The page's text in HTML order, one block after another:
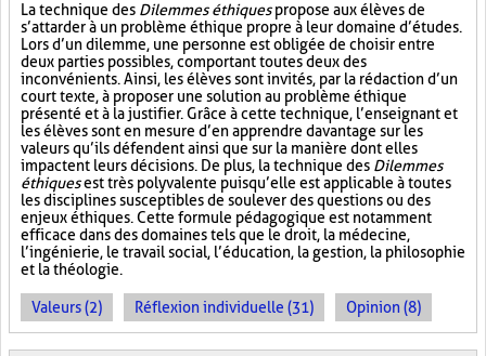
La technique des Dilemmes éthiquespropose aux élèves de
s’attarder à un problème éthique propre à leur domaine d’études.
Lors d’un dilemme, une personne est obligée de choisir entre
deux parties possibles, comportant toutes deux des
inconvénients. Ainsi, les élèves sont invités, par la rédaction d’un
court texte, à proposer une solution au problème éthique
présenté et à la justifier. Grâce à cette technique, l’enseignant et
les élèves sont en mesure d’en apprendre davantage sur les
valeurs qu’ils défendent ainsi que sur la manière dont elles
impactent leurs décisions. De plus, la technique des Dilemmes
éthiquesest très polyvalente puisqu’elle est applicable à toutes
les disciplines susceptibles de soulever des questions ou des
enjeux éthiques. Cette formule pédagogique est notamment
efficace dans des domaines tels que le droit, la médecine,
l’ingénierie, le travail social, l’éducation, la gestion, la philosophie
et la théologie.
Valeurs (2) Réflexion individuelle (31) Opinion (8)